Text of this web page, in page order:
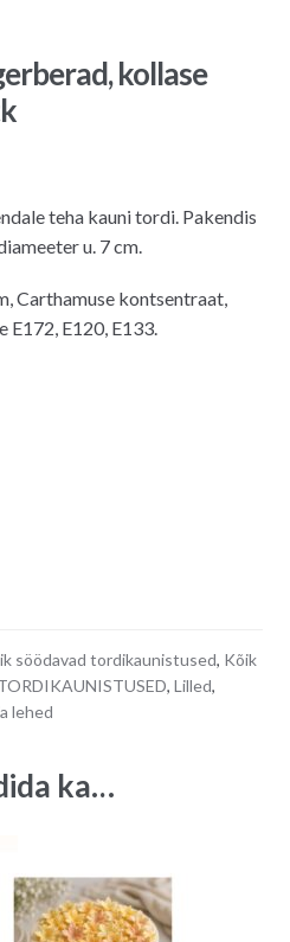
kollase
teha kauni tordi. Pakendis
u. 7 cm.
Carthamuse kontsentraat,
E172, E120, E133.
söödavad tordikaunistused, Kõik
, Lilled,
lehed
ka…